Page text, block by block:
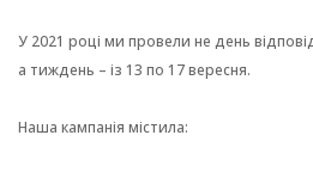
У 2021 році ми провели не день
а тиждень – із 13 по 17 вересня.
Наша кампанія містила: